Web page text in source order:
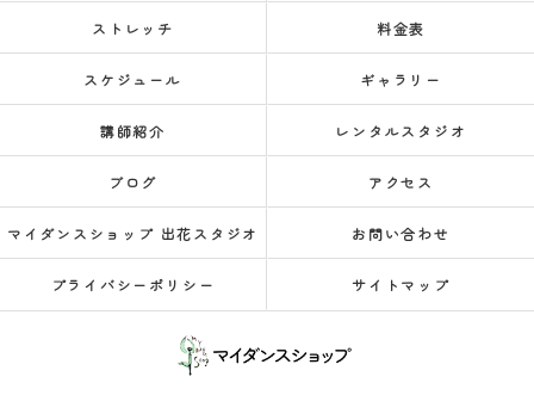
ストレッチ 料金表
スケジュール ギャラリー
講師紹介 レンタルスタジオ
ブログ アクセス
マイダンスショップ 出花スタジオ お問い合わせ
プライバシーポリシー サイトマップ